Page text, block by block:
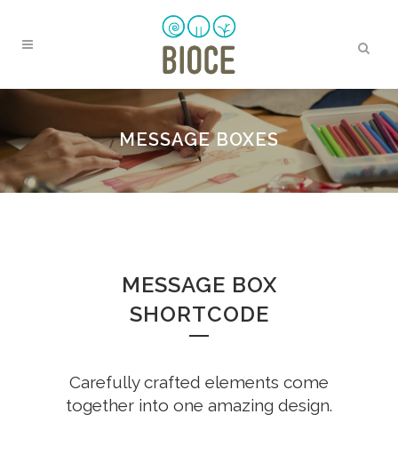
MESSAGE BOXES
MESSAGE BOX
SHORTCODE
Carefully crafted elements come
together into one amazing design.